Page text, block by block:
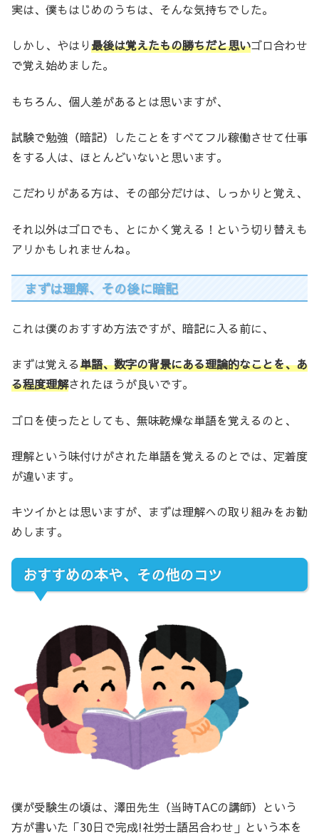
実は、僕もはじめのうちは、そんな気持ちでした。
しかし、やはり最後は覚えたもの勝ちだと思いゴロ合わせ
で覚え始めました。
もちろん、個人差があるとは思いますが、
試験で勉強（暗記）したことをすべてフル稼働させて仕事
をする人は、ほとんどいないと思います。
こだわりがある方は、その部分だけは、しっかりと覚え、
それ以外はゴロでも、とにかく覚える！という切り替えも
アリかもしれませんね。
まずは理解、その後に暗記
これは僕のおすすめ方法ですが、暗記に入る前に、
まずは覚える単語、数字の背景にある理論的なことを、あ
る程度理解されたほうが良いです。
ゴロを使ったとしても、無味乾燥な単語を覚えるのと、
理解という味付けがされた単語を覚えるのとでは、定着度
が違います。
キツイかとは思いますが、まずは理解への取り組みをお勧
めします。
おすすめの本や、その他のコツ
僕が受験生の頃は、澤田先生（当時TACの講師）という
方が書いた「30日で完成!社労士語呂合わせ」という本を